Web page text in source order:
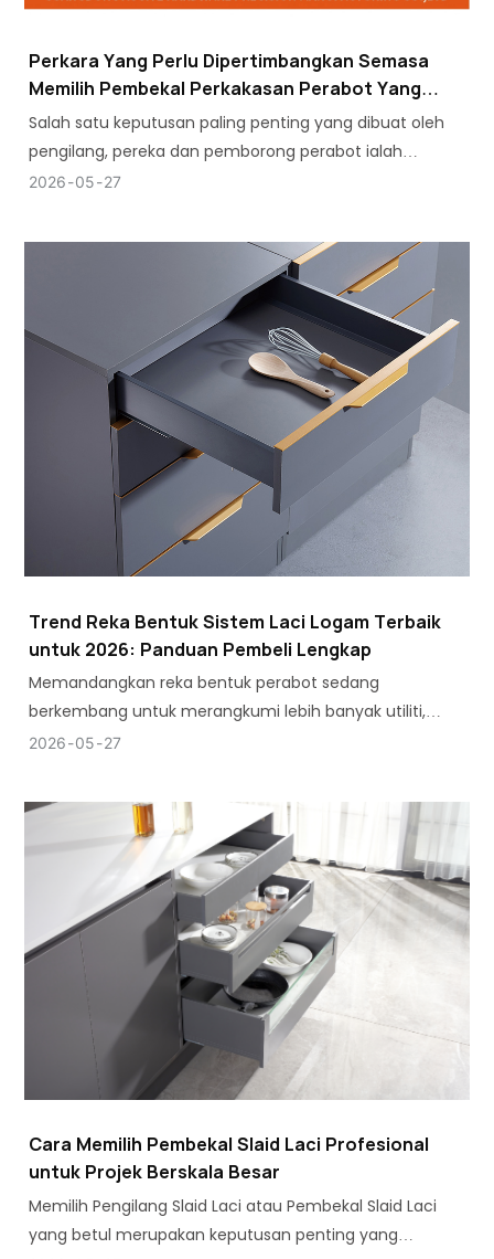
Perkara Yang Perlu Dipertimbangkan Semasa
Memilih Pembekal Perkakasan Perabot Yang
Boleh Dipercayai
Salah satu keputusan paling penting yang dibuat oleh
pengilang, pereka dan pemborong perabot ialah
pembekal perkakasan perabot yang tepat.
2026 05 27
Trend Reka Bentuk Sistem Laci Logam Terbaik
untuk 2026: Panduan Pembeli Lengkap
Memandangkan reka bentuk perabot sedang
berkembang untuk merangkumi lebih banyak utiliti,
keserasian reka bentuk dan kekuatan dalam elemen
untuk Sistem Laci Logam yang optimum.
2026 05 27
Cara Memilih Pembekal Slaid Laci Profesional
untuk Projek Berskala Besar
Memilih Pengilang Slaid Laci atau Pembekal Slaid Laci
yang betul merupakan keputusan penting yang